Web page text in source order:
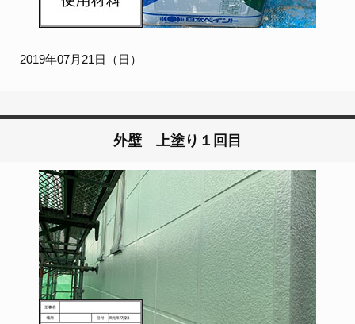
2019年07月21日（日）
外壁 上塗り１回目